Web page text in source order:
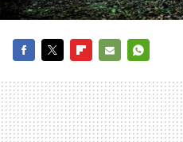
MAIL